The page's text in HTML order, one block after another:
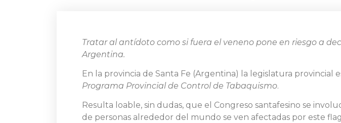
Tratar al antídoto como si fuera el veneno pone en riesgo a
Argentina.
En la provincia de Santa Fe (Argentina) la legislatura provincial
Programa Provincial de Control de Tabaquismo.
Resulta loable, sin dudas, que el Congreso santafesino se
de personas alrededor del mundo se ven afectadas por este